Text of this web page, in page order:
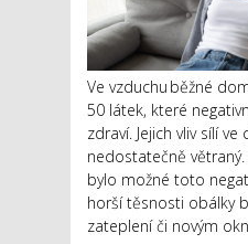
Ve vzduchu běžné
50 látek, které
zdraví. Jejich vliv sílí
nedostatečně
bylo možné toto
horší těsnosti obálky
zateplení či novým